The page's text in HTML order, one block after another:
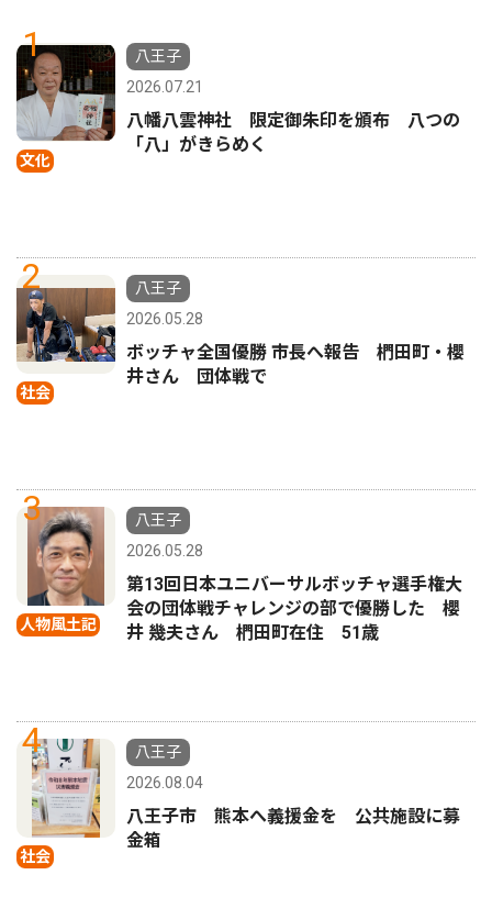
1
文化
八王子
2026.07.21
八幡八雲神社 限定御朱印を頒布 八つの
「八」がきらめく
2
社会
八王子
2026.05.28
ボッチャ全国優勝 市長へ報告 椚田町・櫻
井さん 団体戦で
3
人物風土記
八王子
2026.05.28
第13回日本ユニバーサルボッチャ選手権大
会の団体戦チャレンジの部で優勝した 櫻
井 幾夫さん 椚田町在住 51歳
4
社会
八王子
2026.08.04
八王子市 熊本へ義援金を 公共施設に募
金箱